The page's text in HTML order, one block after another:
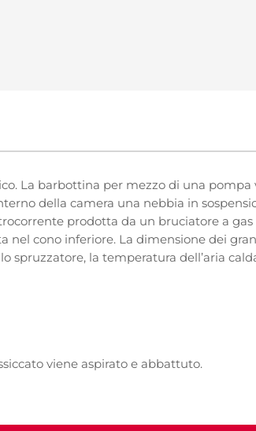
La barbottina per mezzo di una pompa
della camera una nebbia in
prodotta da un bruciatore a gas
nel cono inferiore. La dimensione dei
la temperatura dell’aria
viene aspirato e abbattuto.